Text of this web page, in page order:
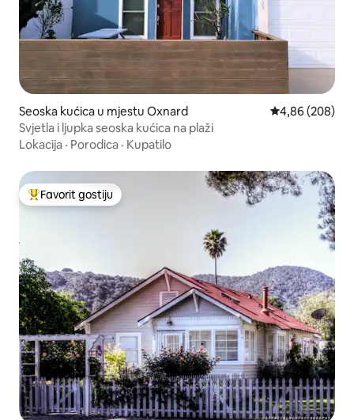
Seoska kućica u mjestu Oxnard Prosječna
4,86 (208)
Svjetla i ljupka seoska kućica na plaži
Lokacija · Porodica · Kupatilo
Glavni favorit gostiju
Favorit gostiju